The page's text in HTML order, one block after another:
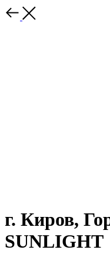
г. Киров,
SUNLIGHT